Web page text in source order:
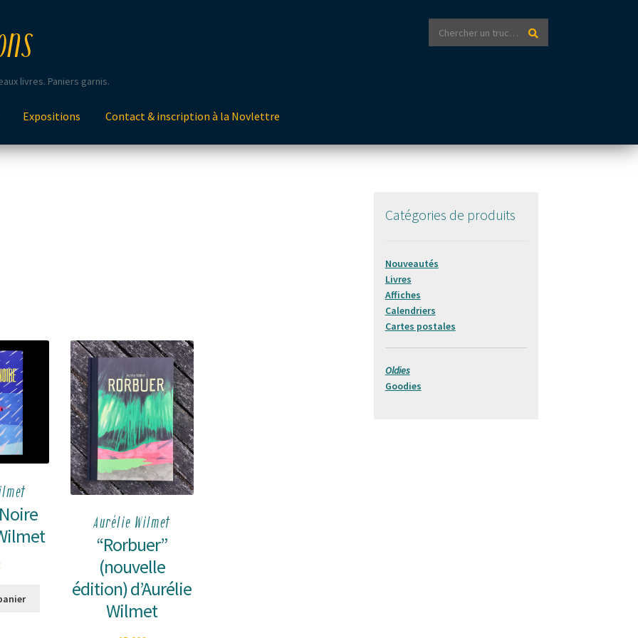
livres. Paniers garnis.
Expositions Contact & inscription à la Novlettre
Aurélie Wilmet
“Rorbuer”
(nouvelle
édition) d’Aurélie
Wilmet
Catégories de produits
Nouveautés
Livres
Affiches
Calendriers
Cartes postales
Oldies
Goodies